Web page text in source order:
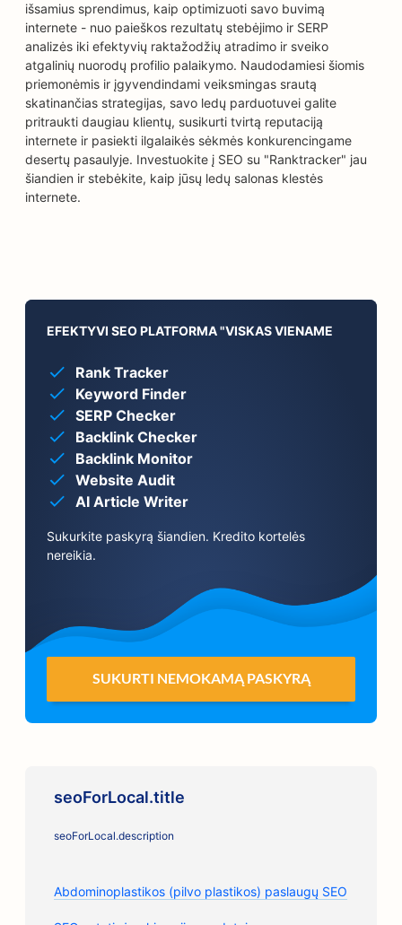
išsamius sprendimus, kaip optimizuoti savo buvimą
internete - nuo paieškos rezultatų stebėjimo ir SERP
analizės iki efektyvių raktažodžių atradimo ir sveiko
atgalinių nuorodų profilio palaikymo. Naudodamiesi šiomis
priemonėmis ir įgyvendindami veiksmingas srautą
skatinančias strategijas, savo ledų parduotuvei galite
pritraukti daugiau klientų, susikurti tvirtą reputaciją
internete ir pasiekti ilgalaikės sėkmės konkurencingame
desertų pasaulyje. Investuokite į SEO su "Ranktracker" jau
šiandien ir stebėkite, kaip jūsų ledų salonas klestės
internete.
EFEKTYVI SEO PLATFORMA "VISKAS VIENAME
Rank Tracker
Keyword Finder
SERP Checker
Backlink Checker
Backlink Monitor
Website Audit
AI Article Writer
Sukurkite paskyrą šiandien. Kredito kortelės
nereikia.
SUKURTI NEMOKAMĄ PASKYRĄ
seoForLocal.title
seoForLocal.description
Abdominoplastikos (pilvo plastikos) paslaugų SEO